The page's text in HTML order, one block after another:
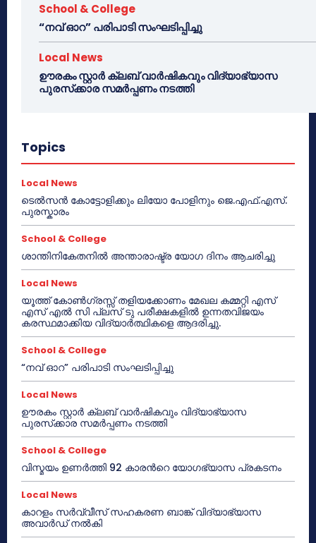
School & College
“നവ് ഓറ” പരിപാടി സംഘടിപ്പിച്ചു
Local News
ഊരകം സ്റ്റാർ ക്ലബ് വാർഷികവും വിദ്യാഭ്യാസ
പുരസ്‌ക്കാര സമർപ്പണം നടത്തി
Topics
Local News
ടെൽസൻ കോട്ടോളിക്കും ലിയോ പോളിനും ജെ.എഫ്.എസ്.
പുരസ്കാരം
School & College
ശാന്തിനികേതനിൽ അന്താരാഷ്ട്ര യോഗ ദിനം ആചരിച്ചു
Local News
യൂത്ത് കോൺഗ്രസ്സ് തളിയക്കോണം മേഖല കമ്മറ്റി എസ്
എസ് എൽ സി പ്ലസ് ടു പരീക്ഷകളിൽ ഉന്നതവിജയം
കരസ്ഥമാക്കിയ വിദ്യാർത്ഥികളെ ആദരിച്ചു.
School & College
“നവ് ഓറ” പരിപാടി സംഘടിപ്പിച്ചു
Local News
ഊരകം സ്റ്റാർ ക്ലബ് വാർഷികവും വിദ്യാഭ്യാസ
പുരസ്‌ക്കാര സമർപ്പണം നടത്തി
School & College
വിസ്മയം ഉണർത്തി 92 കാരൻറെ യോഗഭ്യാസ പ്രകടനം
Local News
കാറളം സർവ്വീസ് സഹകരണ ബാങ്ക് വിദ്യാഭ്യാസ
അവാർഡ് നൽകി